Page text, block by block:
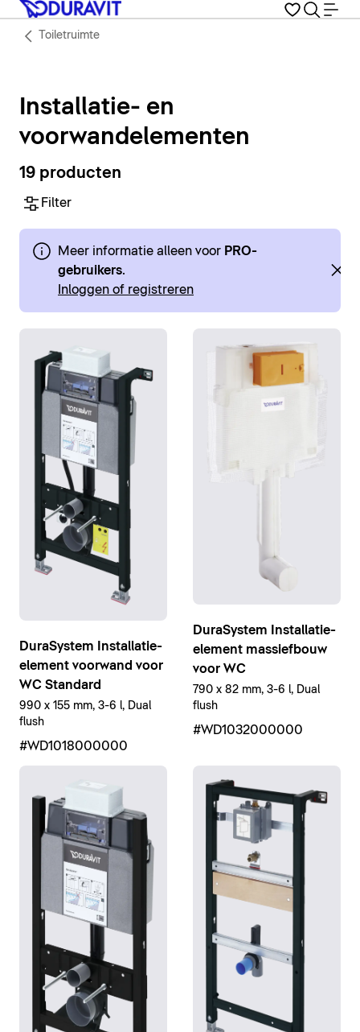
Toiletruimte
Installatie- en
voorwandelementen
19 producten
Filter
Meer informatie alleen voor PRO-
gebruikers.
Inloggen of registreren
DuraSystem Installatie-
element voorwand voor
WC Standard
990 x 155 mm, 3-6 l, Dual
flush
#WD1018000000
DuraSystem Installatie-
element massiefbouw
voor WC
790 x 82 mm, 3-6 l, Dual
flush
#WD1032000000